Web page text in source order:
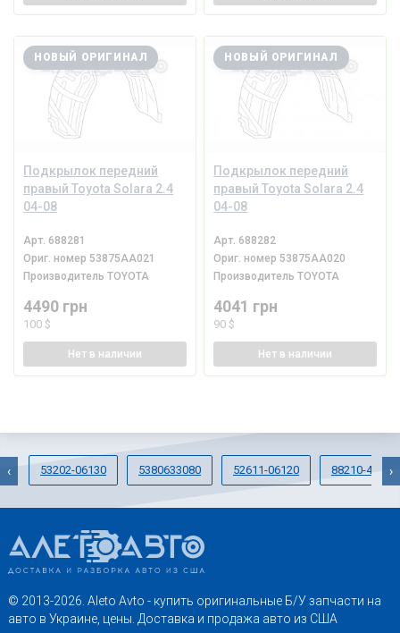
Подкрылок передний
правый Toyota Solara 2.4
04-08
НОВЫЙ ОРИГИНАЛ
Арт. 688281
Ориг. номер 53875AA021
ПроизводительTOYOTA
4490 грн
100 $
Нет в наличии
Подкрылок передний
правый Toyota Solara 2.4
04-08
НОВЫЙ ОРИГИНАЛ
Арт. 688282
Ориг. номер 53875AA020
ПроизводительTOYOTA
4041 грн
90 $
Нет в наличии
53202-06130 5380633080 52611-06120 88210-47090
‹ ›
© 2013-2026. Aleto Avto - купить оригинальные Б/У запчасти на
авто в Украине, цены. Доставка и продажа авто из США